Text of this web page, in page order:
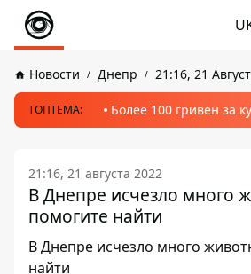
Новости Днепр 21:16, 21
ТОПТЕМА: Более 100 гривен за
21:16, 21 августа 2022
В Днепре исчезло много
помогите найти
В Днепре исчезло много
найти